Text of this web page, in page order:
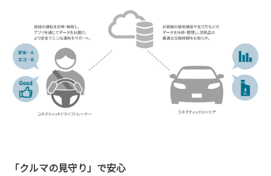
「クルマの見守り」で安心